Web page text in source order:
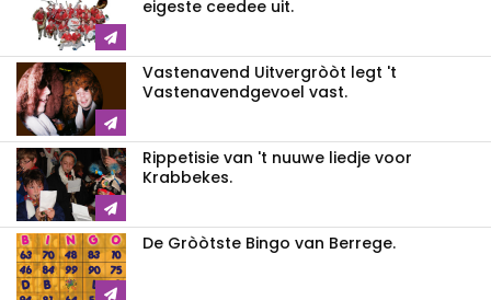
eigeste ceedee uit.
Vastenavend Uitvergròòt legt 't
Vastenavendgevoel vast.
Rippetisie van 't nuuwe liedje voor
Krabbekes.
De Gròòtste Bingo van Berrege.